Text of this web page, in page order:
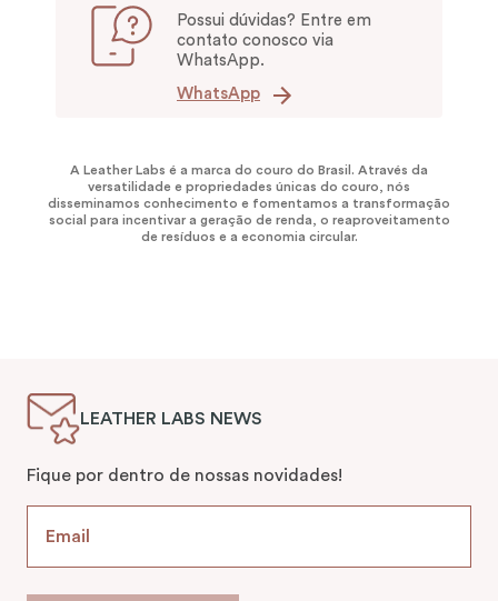
Possui dúvidas? Entre em
contato conosco via
WhatsApp.
WhatsApp
A Leather Labs é a marca do couro do Brasil. Através da
versatilidade e propriedades únicas do couro, nós
disseminamos conhecimento e fomentamos a transformação
social para incentivar a geração de renda, o reaproveitamento
de resíduos e a economia circular.
LEATHER LABS NEWS
Fique por dentro de nossas novidades!